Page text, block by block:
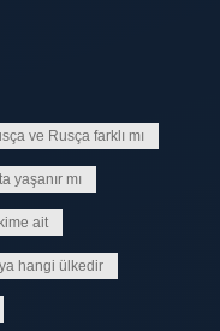
ve Rusça farklı mı
yaşanır mı
ait
hangi ülkedir